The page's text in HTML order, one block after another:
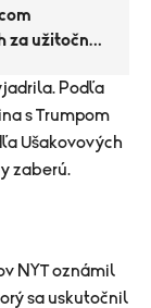
za užitočné
Podľa
s Trumpom
Ušakovových
zaberú.
NYT oznámil
sa uskutočnil